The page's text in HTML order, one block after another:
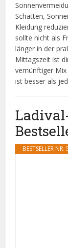
Schatten,
Kleidung
sollte nicht als
länger in der
Mittagszeit ist
vernünftiger
ist besser als
BESTSELLER NR.